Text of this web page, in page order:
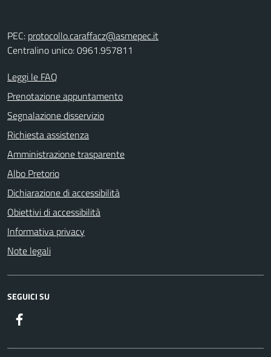
PEC: protocollo.caraffacz@asmepec.it
Centralino unico: 0961.957811
Leggi le FAQ
Prenotazione appuntamento
Segnalazione disservizio
Richiesta assistenza
Amministrazione trasparente
Albo Pretorio
Dichiarazione di accessibilità
Obiettivi di accessibilità
Informativa privacy
Note legali
SEGUICI SU